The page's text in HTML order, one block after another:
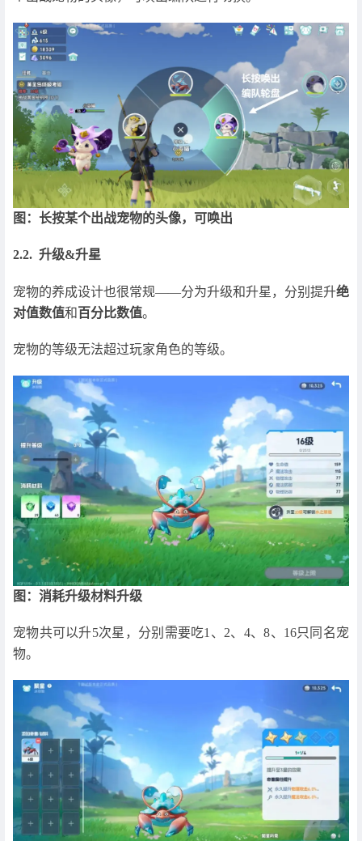
图：长按某个出战宠物的头像，可唤出
2.2. 升级&升星
宠物的养成设计也很常规——分为升级和升星，分别提升绝
对值数值和百分比数值。
宠物的等级无法超过玩家角色的等级。
图：消耗升级材料升级
宠物共可以升5次星，分别需要吃1、2、4、8、16只同名宠
物。